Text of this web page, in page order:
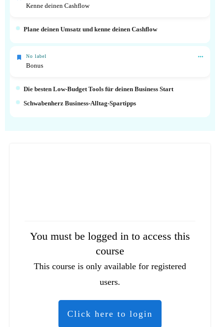
You must be logged in to access this
course
This course is only available for registered
users.
Click here to login
Kenne deinen Cashflow
Plane deinen Umsatz und kenne deinen Cashflow
No label
Bonus
Die besten Low-Budget Tools für deinen Business Start
Schwabenherz Business-Alltag-Spartipps